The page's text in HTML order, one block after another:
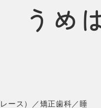
うめ
ース）／矯正歯科／睡